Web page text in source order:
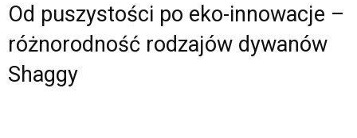
Od puszystości po eko-innowacje –
różnorodność rodzajów dywanów
Shaggy